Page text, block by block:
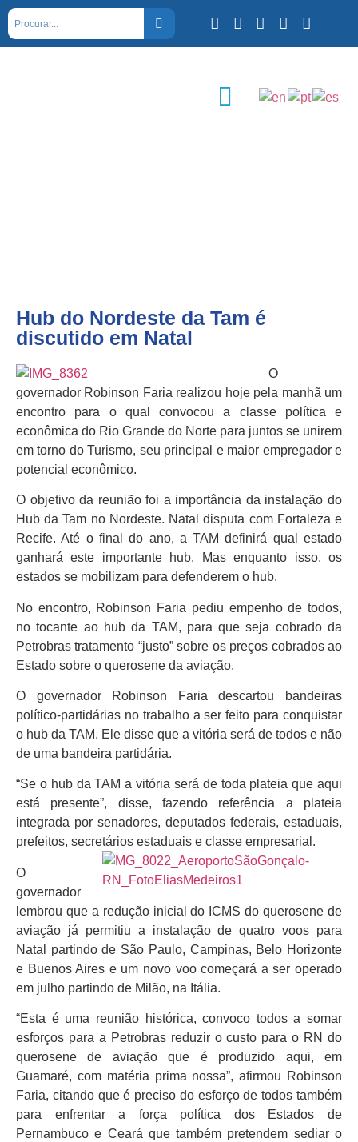
Hub do Nordeste da Tam é
discutido em Natal
O
governador Robinson Faria realizou hoje pela manhã um
encontro para o qual convocou a classe política e
econômica do Rio Grande do Norte para juntos se unirem
em torno do Turismo, seu principal e maior empregador e
potencial econômico.
O objetivo da reunião foi a importância da instalação do
Hub da Tam no Nordeste. Natal disputa com Fortaleza e
Recife. Até o final do ano, a TAM definirá qual estado
ganhará este importante hub. Mas enquanto isso, os
estados se mobilizam para defenderem o hub.
No encontro, Robinson Faria pediu empenho de todos,
no tocante ao hub da TAM, para que seja cobrado da
Petrobras tratamento “justo” sobre os preços cobrados ao
Estado sobre o querosene da aviação.
O governador Robinson Faria descartou bandeiras
político-partidárias no trabalho a ser feito para conquistar
o hub da TAM. Ele disse que a vitória será de todos e não
de uma bandeira partidária.
“Se o hub da TAM a vitória será de toda plateia que aqui
está presente”, disse, fazendo referência a plateia
integrada por senadores, deputados federais, estaduais,
prefeitos, secretários estaduais e classe empresarial.
O
governador
lembrou que a redução inicial do ICMS do querosene de
aviação já permitiu a instalação de quatro voos para
Natal partindo de São Paulo, Campinas, Belo Horizonte
e Buenos Aires e um novo voo começará a ser operado
em julho partindo de Milão, na Itália.
“Esta é uma reunião histórica, convoco todos a somar
esforços para a Petrobras reduzir o custo para o RN do
querosene de aviação que é produzido aqui, em
Guamaré, com matéria prima nossa”, afirmou Robinson
Faria, citando que é preciso do esforço de todos também
para enfrentar a força política dos Estados de
Pernambuco e Ceará que também pretendem sediar o